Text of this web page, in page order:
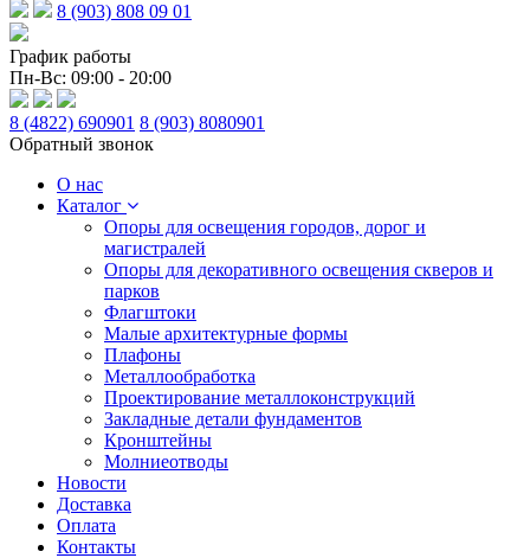
8 (903) 808 09 01
График работы
Пн-Вс: 09:00 - 20:00
8 (4822) 690901 8 (903) 8080901
Обратный звонок
О нас
Каталог
Опоры для освещения городов, дорог и
магистралей
Опоры для декоративного освещения скверов и
парков
Флагштоки
Малые архитектурные формы
Плафоны
Металлообработка
Проектирование металлоконструкций
Закладные детали фундаментов
Кронштейны
Молниеотводы
Новости
Доставка
Оплата
Контакты